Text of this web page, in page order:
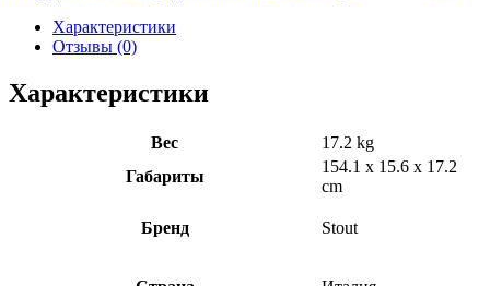
Характеристики
Отзывы (0)
Характеристики
Вес
17.2 kg
Габариты
154.1 x 15.6 x 17.2
cm
Бренд Stout